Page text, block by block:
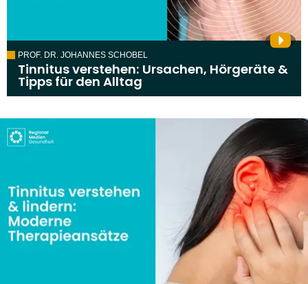
PROF. DR. JOHANNES SCHOBEL
Tinnitus verstehen: Ursachen, Hörgeräte &
Tipps für den Alltag